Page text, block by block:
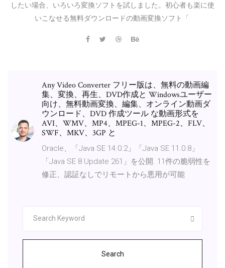
したい場合、いろいろ変換ソフトを試しました。初心者も楽に使
いこなせる無料ダウンロードの動画変換ソフト「
Any Video Converter フリー版は、無料の動画編
集、変換、再生、DVD作成と Windowsユーザー
向け、無料動画変換、編集、オンライン動画ダ
ウンロード、DVD 作成ツール な動画形式を
AVI、WMV、MP4、MPEG-1、MPEG-2、FLV、
SWF、MKV、3GP と
Oracle、「Java SE 14.0.2」「Java SE 11.0.8」
「Java SE 8 Update 261」を公開. 11件の脆弱性を
修正、認証なしでリモートから悪用が可能
Search